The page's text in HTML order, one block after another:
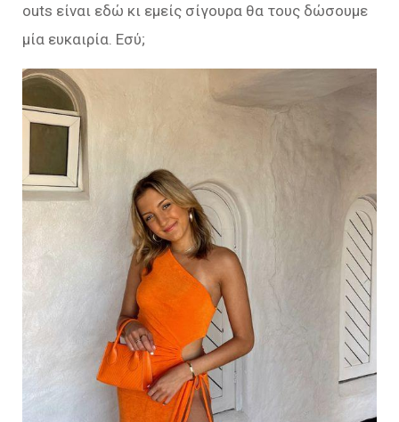
outs είναι εδώ κι εμείς σίγουρα θα τους δώσουμε
μία ευκαιρία. Εσύ;